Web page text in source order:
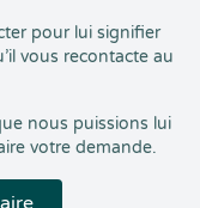
pour lui signifier
vous recontacte au
nous puissions lui
votre demande.